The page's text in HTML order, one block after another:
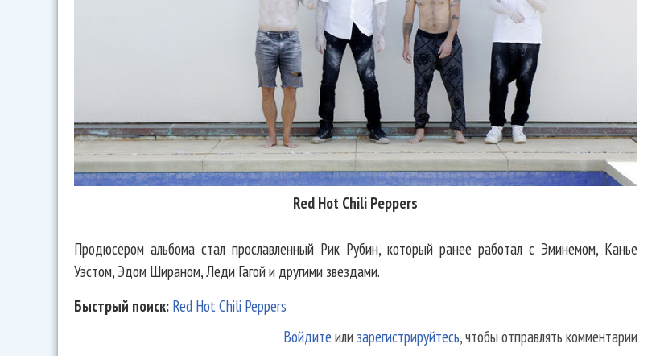
Red Hot Chili Peppers
Продюсером альбома стал прославленный Рик Рубин, который ранее работал с Эминемом, Канье
Уэстом, Эдом Шираном, Леди Гагой и другими звездами.
Быстрый поиск: Red Hot Chili Peppers
Войдите или зарегистрируйтесь, чтобы отправлять комментарии